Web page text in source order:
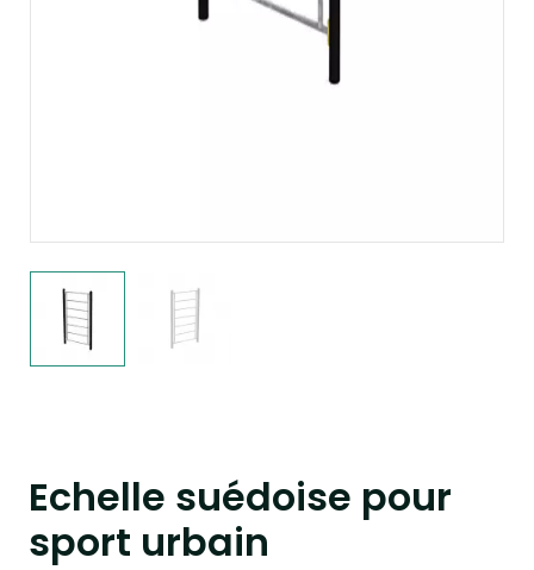
Echelle suédoise pour
sport urbain